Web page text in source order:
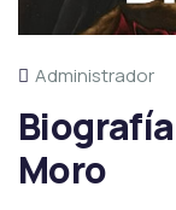
Administrador
Moro